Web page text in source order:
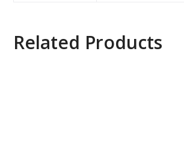
Related Products